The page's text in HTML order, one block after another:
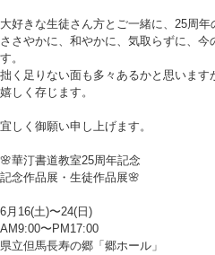
大好きな生徒さん方とご一緒に、25周年
ささやかに、和やかに、気取らずに、
す。
拙く足りない面も多々あるかと思います
嬉しく存じます。
宜しく御願い申し上げます。
🌸華汀書道教室25周年記念
記念作品展・生徒作品展🌸
6月16(土)〜24(日)
AM9:00〜PM17:00
県立但馬長寿の郷「郷ホール」